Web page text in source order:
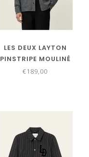
LES DEUX LAYTON
PINSTRIPE MOULINÉ
OVERSHIRT
€189,00